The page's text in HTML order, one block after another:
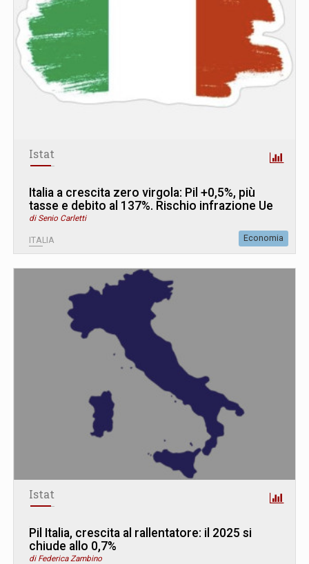
Istat
Italia a crescita zero virgola: Pil +0,5%, più
tasse e debito al 137%. Rischio infrazione Ue
di Senio Carletti
ITALIA Economia
Istat
Pil Italia, crescita al rallentatore: il 2025 si
chiude allo 0,7%
di Federica Zambino